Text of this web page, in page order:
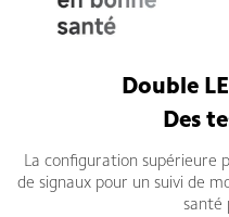
Double
Des
La configuration
de signaux pour un suivi de
santé